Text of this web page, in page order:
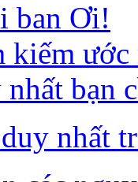
ban Ơi!
kiếm ước
bạn
nhất